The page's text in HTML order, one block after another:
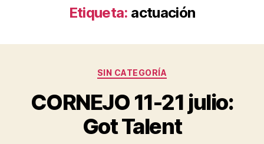
Etiqueta: actuación
SIN CATEGORÍA
CORNEJO 11-21 julio:
Got Talent